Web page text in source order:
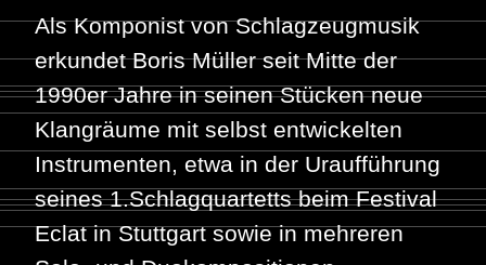
Als Komponist von Schlagzeugmusik
erkundet Boris Müller seit Mitte der
1990er Jahre in seinen Stücken neue
Klangräume mit selbst entwickelten
Instrumenten, etwa in der Uraufführung
seines 1.Schlagquartetts beim Festival
Eclat in Stuttgart sowie in mehreren